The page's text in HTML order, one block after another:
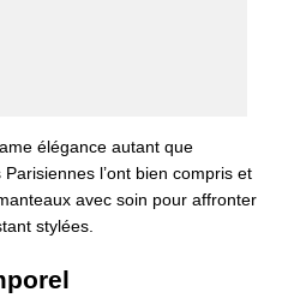
élégance autant que
l’ont bien compris et
avec soin pour affronter
stylées.